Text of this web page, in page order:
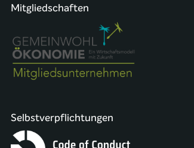
Mitgliedschaften
Selbstverpflichtungen